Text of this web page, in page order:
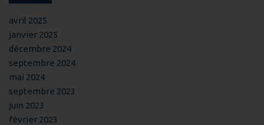
avril 2025
janvier 2025
décembre 2024
septembre 2024
mai 2024
septembre 2023
juin 2023
février 2023